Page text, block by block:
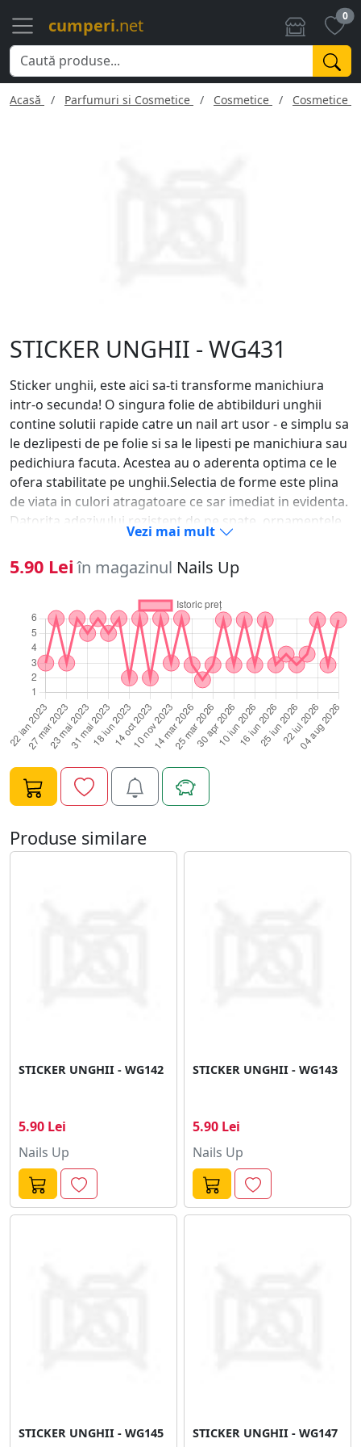
cumperi.net 0
Acasă Parfumuri si Cosmetice Cosmetice Cosmetice
STICKER UNGHII - WG431
Sticker unghii, este aici sa-ti transforme manichiura
intr-o secunda! O singura folie de abtibilduri unghii
contine solutii rapide catre un nail art usor - e simplu sa
le dezlipesti de pe folie si sa le lipesti pe manichiura sau
pedichiura facuta. Acestea au o aderenta optima ce le
ofera stabilitate pe unghii.Selectia de forme este plina
de viata in culori atragatoare ce sar imediat in evidenta.
Datorita adezivului rezistent de pe spate, ornamentele
se fixeaza usor pe oja clasica, oja semipermanenta, pe
unghia naturala sau tehnica pentru saptamani in sir.-
Alege modelul dorit si dezlipeste-l cu unghia. - Aplica un
strat de oja si las-o sa se usuce.- Aseaza modelul pe
unghie si preseaza-l usor de cateva ori.- Pentru
rezultate de lunga durata, sigileaza ornamentele unghii
sub un strat de top coat.
Vezi mai mult
5.90 Lei în magazinul Nails Up
Produse similare
STICKER UNGHII - WG142
5.90 Lei
Nails Up
STICKER UNGHII - WG143
5.90 Lei
Nails Up
STICKER UNGHII - WG145 STICKER UNGHII - WG147